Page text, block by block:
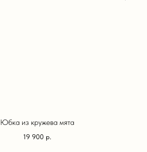
Юбка из кружева мята
19 900 р.